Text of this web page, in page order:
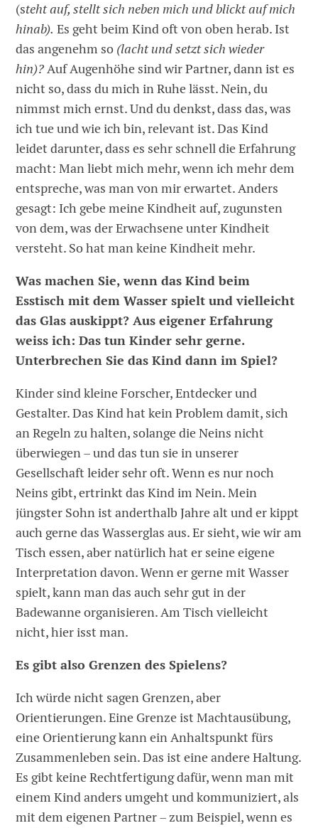
(steht auf, stellt sich neben mich und blickt auf mich
hinab). Es geht beim Kind oft von oben herab. Ist
das angenehm so (lacht und setzt sich wieder
hin)?Auf Augenhöhe sind wir Partner, dann ist es
nicht so, dass du mich in Ruhe lässt. Nein, du
nimmst mich ernst. Und du denkst, dass das, was
ich tue und wie ich bin, relevant ist. Das Kind
leidet darunter, dass es sehr schnell die Erfahrung
macht: Man liebt mich mehr, wenn ich mehr dem
entspreche, was man von mir erwartet. Anders
gesagt: Ich gebe meine Kindheit auf, zugunsten
von dem, was der Erwachsene unter Kindheit
versteht. So hat man keine Kindheit mehr.
Was machen Sie, wenn das Kind beim
Esstisch mit dem Wasser spielt und vielleicht
das Glas auskippt? Aus eigener Erfahrung
weiss ich: Das tun Kinder sehr gerne.
Unterbrechen Sie das Kind dann im Spiel?
Kinder sind kleine Forscher, Entdecker und
Gestalter. Das Kind hat kein Problem damit, sich
an Regeln zu halten, solange die Neins nicht
überwiegen – und das tun sie in unserer
Gesellschaft leider sehr oft. Wenn es nur noch
Neins gibt, ertrinkt das Kind im Nein. Mein
jüngster Sohn ist anderthalb Jahre alt und er kippt
auch gerne das Wasserglas aus. Er sieht, wie wir am
Tisch essen, aber natürlich hat er seine eigene
Interpretation davon. Wenn er gerne mit Wasser
spielt, kann man das auch sehr gut in der
Badewanne organisieren. Am Tisch vielleicht
nicht, hier isst man.
Es gibt also Grenzen des Spielens?
Ich würde nicht sagen Grenzen, aber
Orientierungen. Eine Grenze ist Machtausübung,
eine Orientierung kann ein Anhaltspunkt fürs
Zusammenleben sein. Das ist eine andere Haltung.
Es gibt keine Rechtfertigung dafür, wenn man mit
einem Kind anders umgeht und kommuniziert, als
mit dem eigenen Partner – zum Beispiel, wenn es